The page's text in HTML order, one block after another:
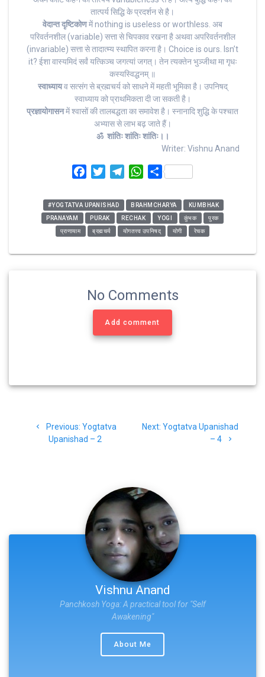
तात्पर्य सिद्धि के प्रदर्शन से है।
वेदान्त दृष्टिकोणमें nothing is useless or worthless. अब
परिवर्तनशील (variable) सत्ता से चिपकाव रखना है अथवा अपरिवर्तनशील
(invariable) सत्ता से तादात्म्य स्थापित करना है। Choice is ours. Isn’t
it?‌ ईशा वास्यमिदं सर्वं यत्किञ्च जगत्यां जगत्‌। तेन त्यक्तेन भुञ्जीथा मा गृधः
कस्यस्विद्धनम्‌ ॥
स्वाध्यायव सत्संग से ब्रह्मचर्य को साधने में महती भूमिका है। उपनिषद्
स्वाध्याय को प्राथमिकता दी जा सकती है।
प्रज्ञायोगासनमें श्वासों की तालबद्धता का समावेश है। स्नानादि शुद्धि के पश्चात
अभ्यास से लाभ बढ़ जाते हैं।
ॐ शांतिः शांतिः शांतिः।।
Writer: Vishnu Anand
c
e
b
o
i
t
t
r
l
e
g
a
W
a
t
s
p
S
a
r
e
#YOGTATVA UPANISHAD BRAHMCHARYA
KUMBHAK
PRANAYAM
PURAK RECHAK YOGI कुंभक
पुरक
प्राणायाम
ब्रह्मचर्य योगतत्त्व उपनिषद् योगी रेचक
No Comments
Add comment
navigation
Previous: Previous
post:
Yogtatva
Upanishad – 2
Next: Next
Yogtatva Upanishad
– 4
Vishnu Anand
Panchkosh Yoga: A practical tool for "Self
Awakening"
About Me